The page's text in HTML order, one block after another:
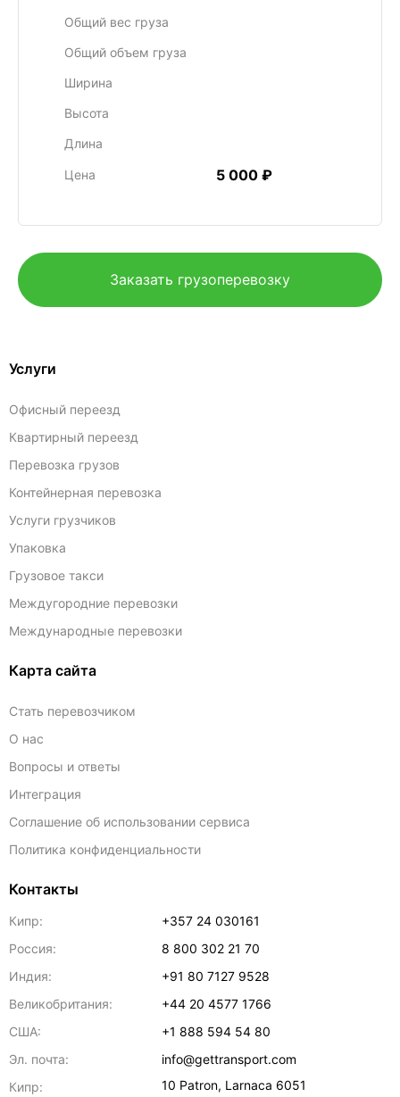
Общий вес груза
Общий объем груза
Ширина
Высота
Длина
Цена 5 000 ₽
Заказать грузоперевозку
Услуги
Офисный переезд
Квартирный переезд
Перевозка грузов
Контейнерная перевозка
Услуги грузчиков
Упаковка
Грузовое такси
Междугородние перевозки
Международные перевозки
Карта сайта
Стать перевозчиком
О нас
Вопросы и ответы
Интеграция
Соглашение об использовании сервиса
Политика конфиденциальности
Контакты
Кипр:
+357 24 030161
Россия:
8 800 302 21 70
Индия:
+91 80 7127 9528
Великобритания:
+44 20 4577 1766
США:
+1 888 594 54 80
Эл. почта:
info@gettransport.com
Кипр:
10 Patron, Larnaca 6051